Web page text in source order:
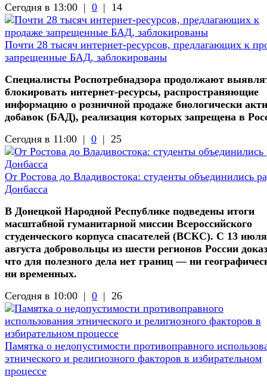
Сегодня в 13:00 | 0 | 14
Почти 28 тысяч интернет-ресурсов, предлагающих к
запрещенные БАД, заблокированы
Специалисты Роспотребнадзора продолжают
блокировать интернет-ресурсы, распространяющие
информацию о розничной продаже биологически
добавок (БАД), реализация которых запрещена в
Сегодня в 11:00 | 0 | 25
От Ростова до Владивостока: студенты объединились
Донбасса
В Донецкой Народной Республике подведены итоги
масштабной гуманитарной миссии Всероссийского
студенческого корпуса спасателей (ВСКС). С 13
августа добровольцы из шести регионов России
что для полезного дела нет границ — ни
ни временных.
Сегодня в 10:00 | 0 | 26
Памятка о недопустимости противоправного
этнического и религиозного факторов в избирательном
процессе